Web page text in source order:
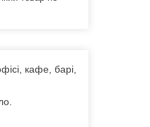
кафе, барі,